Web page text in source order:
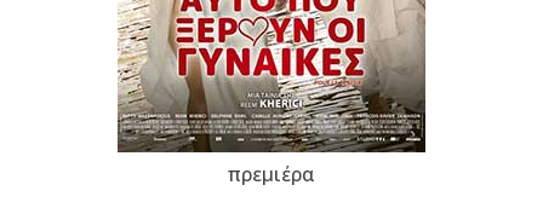
πρεμιέρα